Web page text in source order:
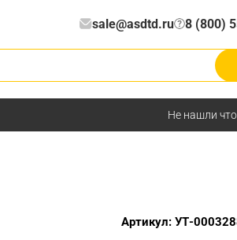
sale@asdtd.ru 8 (800)
?
Не нашли
Артикул: УТ-